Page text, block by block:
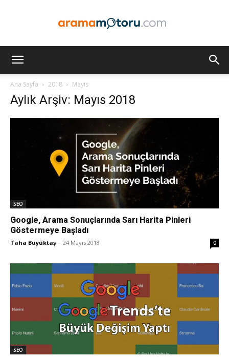
Optimizasyonu
ve
–
Ana Sayfa 2018 Mayıs
Aylık Arşiv: Mayıs 2018
SEO
Google, Arama Sonuçlarında Sarı Harita Pinleri
Göstermeye Başladı
Taha Büyüktaş - 24 Mayıs 2018 0
SEO